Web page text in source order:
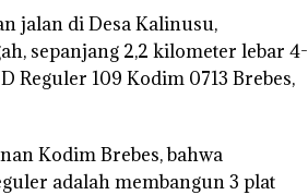
jalan di Desa Kalinusu,
sepanjang 2,2 kilometer lebar 4-
109 Kodim 0713 Brebes,
Kodim Brebes, bahwa
adalah membangun 3 plat